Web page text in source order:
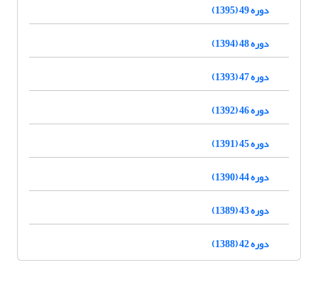
دوره 49 (1395)
دوره 48 (1394)
دوره 47 (1393)
دوره 46 (1392)
دوره 45 (1391)
دوره 44 (1390)
دوره 43 (1389)
دوره 42 (1388)